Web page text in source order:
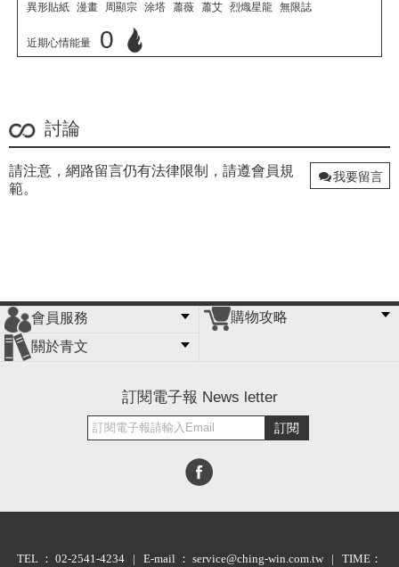
異形貼紙 漫畫 周顯宗 涂塔 蕭薇 蕭艾 烈熾星龍 無限誌
近期心情能量 0
討論
請注意，網路留言仍有法律限制，請遵會員規
範。
我要留言
會員服務
會員辦法
客服信箱
隱私條款
網站導覽
購物攻略
關於青文
訂閱電子報 News letter
訂閱
TEL ： 02-2541-4234 | E-mail ： service@ching-win.com.tw | TIME：